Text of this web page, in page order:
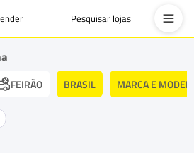
Pesquisar lojas
FEIRÃO BRASIL MARCA E